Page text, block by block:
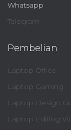
Whatsapp
Telegram
Pembelian
Laptop Office
Laptop Gaming
Laptop Design
Laptop Editing